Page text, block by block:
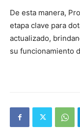
De esta manera,
etapa clave para
actualizado,
su funcionamiento